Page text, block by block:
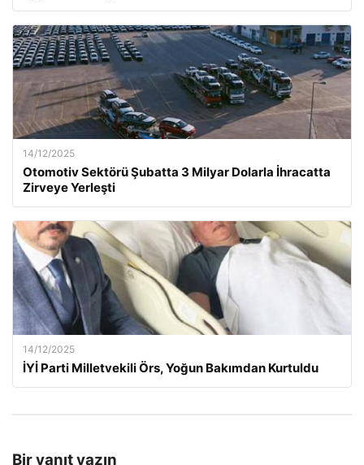
14/12/2025
Otomotiv Sektörü Şubatta 3 Milyar Dolarla İhracatta
Zirveye Yerleşti
14/12/2025
İYİ Parti Milletvekili Örs, Yoğun Bakımdan Kurtuldu
Bir yanıt yazın